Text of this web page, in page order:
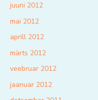
juuni 2012
mai 2012
aprill 2012
märts 2012
veebruar 2012
jaanuar 2012